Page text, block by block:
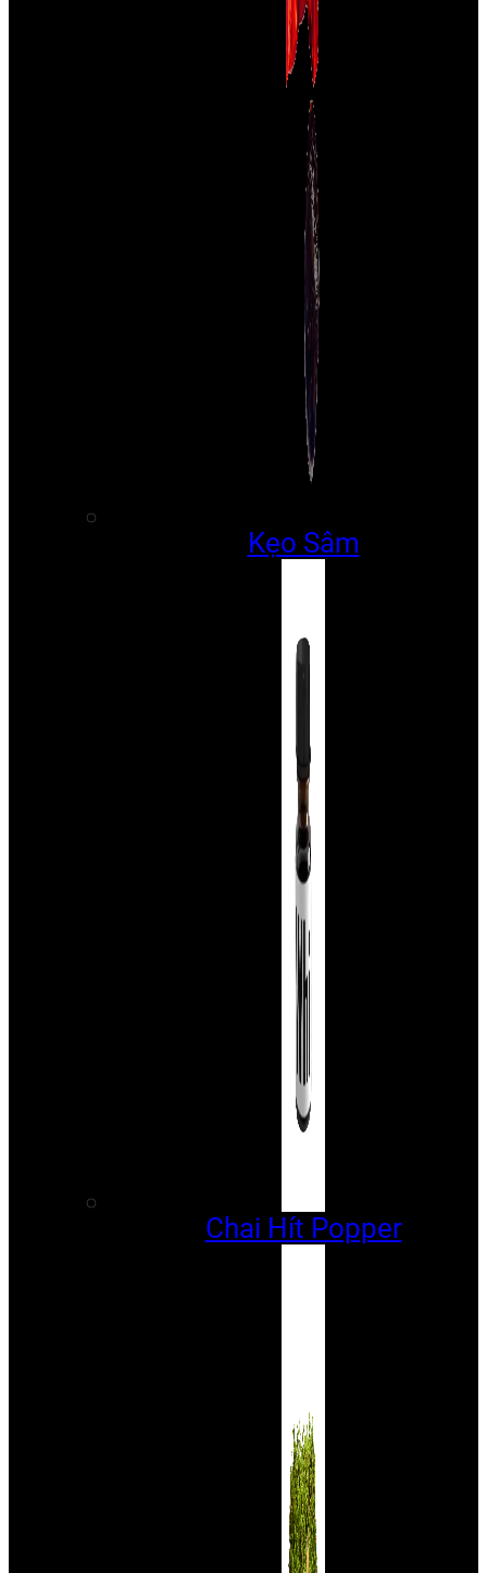
Kẹo Sâm
Chai Hít Popper